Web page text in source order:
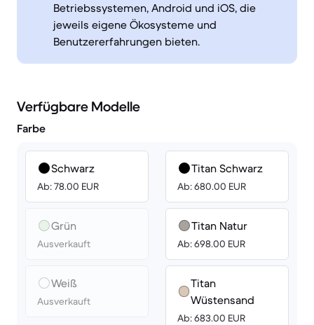
Betriebssystemen, Android und iOS, die
jeweils eigene Ökosysteme und
Benutzererfahrungen bieten.
Verfügbare Modelle
Farbe
Schwarz
Ab: 78.00 EUR
Grün
Ausverkauft
Weiß
Ausverkauft
Titan Schwarz
Ab: 680.00 EUR
Titan Natur
Ab: 698.00 EUR
Titan
Wüstensand
Ab: 683.00 EUR